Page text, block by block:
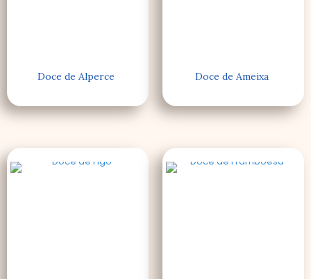
Doce de Alperce Doce de Ameixa